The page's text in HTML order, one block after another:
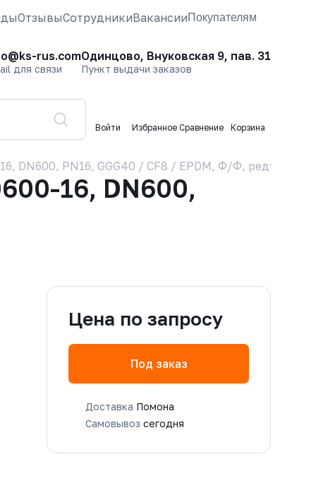
ОтзывыСотрудникиВакансииПокупателям
rus.com
для связи
Одинцово, Внуковская 9, пав. 31
Пункт выдачи заказов
Войти Избранное Сравнение Корзина
PN16, GGG40 / CF8 / EPDM, Ф/Ф, редуктор
16, DN600,
Цена по запросу
Под заказ
Доставка Помона
Самовывоз сегодня